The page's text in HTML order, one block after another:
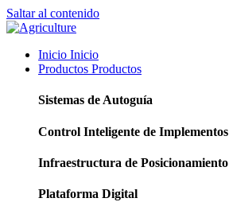
Saltar al contenido
Inicio Inicio
Productos Productos
Sistemas de Autoguía
Control Inteligente de Implementos
Infraestructura de Posicionamiento
Plataforma Digital